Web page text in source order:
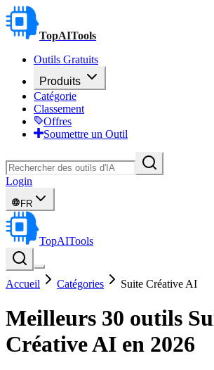
TopAITools
Outils Gratuits
Produits
Catégorie
Classement
Offres
Soumettre un Outil
Login
FR
TopAITools
Accueil Catégories Suite Créative AI
Meilleurs 30 outils
Créative AI en 2026